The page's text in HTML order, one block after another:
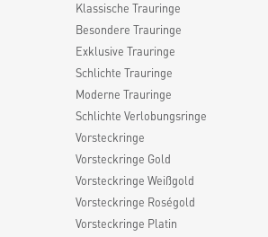
Klassische Trauringe
Besondere Trauringe
Exklusive Trauringe
Schlichte Trauringe
Moderne Trauringe
Schlichte Verlobungsringe
Vorsteckringe
Vorsteckringe Gold
Vorsteckringe Weißgold
Vorsteckringe Roségold
Vorsteckringe Platin